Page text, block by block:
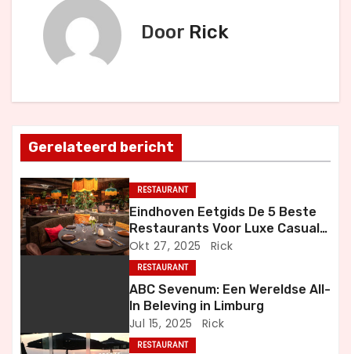
h
t
n
a
v
a
Door Rick
Gerelateerd bericht
RESTAURANT
Eindhoven Eetgids De 5 Beste
Restaurants Voor Luxe Casual
en Bijzondere Momenten
Okt 27, 2025 Rick
RESTAURANT
ABC Sevenum: Een Wereldse All-
In Beleving in Limburg
Jul 15, 2025 Rick
RESTAURANT